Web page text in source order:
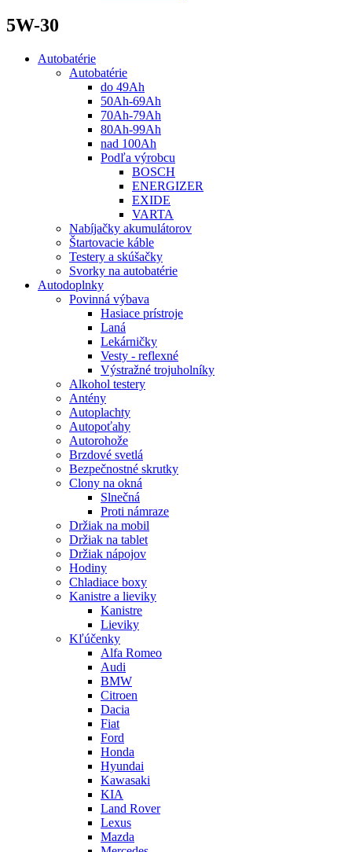
5W-30
Autobatérie
Autobatérie
do 49Ah
50Ah-69Ah
70Ah-79Ah
80Ah-99Ah
nad 100Ah
Podľa výrobcu
BOSCH
ENERGIZER
EXIDE
VARTA
Nabíjačky akumulátorov
Štartovacie káble
Testery a skúšačky
Svorky na autobatérie
Autodoplnky
Povinná výbava
Hasiace prístroje
Laná
Lekárničky
Vesty - reflexné
Výstražné trojuholníky
Alkohol testery
Antény
Autoplachty
Autopoťahy
Autorohože
Brzdové svetlá
Bezpečnostné skrutky
Clony na okná
Slnečná
Proti námraze
Držiak na mobil
Držiak na tablet
Držiak nápojov
Hodiny
Chladiace boxy
Kanistre a lieviky
Kanistre
Lieviky
Kľúčenky
Alfa Romeo
Audi
BMW
Citroen
Dacia
Fiat
Ford
Honda
Hyundai
Kawasaki
KIA
Land Rover
Lexus
Mazda